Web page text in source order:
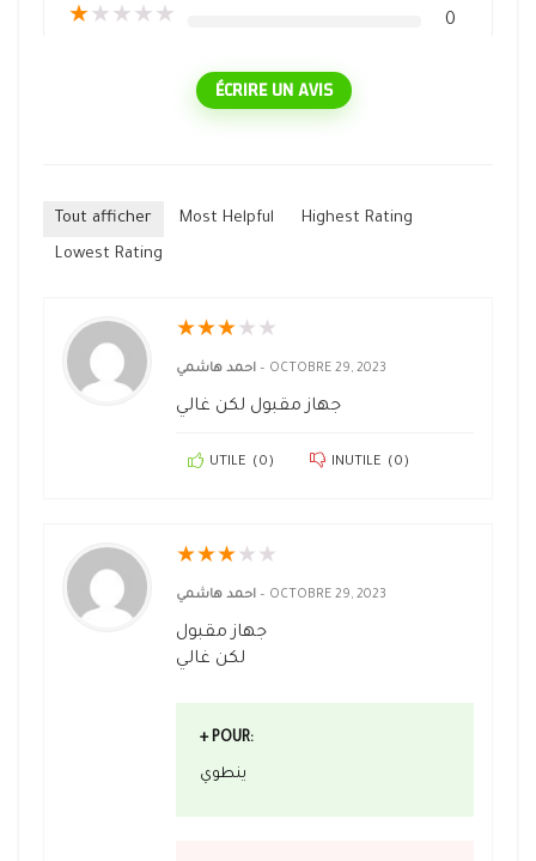
★★ ★ ★ ★ 0
ÉCRIRE UN AVIS
Tout afficher Most Helpful
Highest Rating
Lowest Rating
★★★ ★ ★
– OCTOBRE 29, 2023
جهاز مقبول لكن غالي
UTILE (0) INUTILE (0)
★★★ ★ ★
– OCTOBRE 29, 2023
جهاز مقبول
لكن غالي
+ POUR:
ينطوي